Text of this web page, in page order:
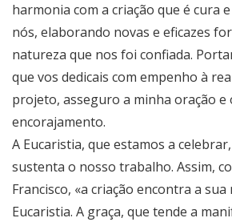
harmonia com a criação que é cura
nós, elaborando novas e eficazes
natureza que nos foi confiada.
que vos dedicais com empenho à
projeto, asseguro a minha oração e
encorajamento.
A Eucaristia, que estamos a
sustenta o nosso trabalho. Assim,
Francisco, «a criação encontra a
Eucaristia. A graça, que tende a